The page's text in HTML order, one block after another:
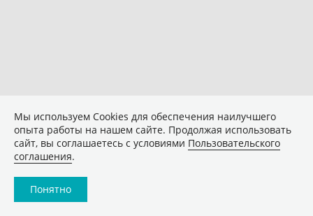
Мы используем Сookies для обеспечения наилучшего
опыта работы на нашем сайте. Продолжая использовать
сайт, вы соглашаетесь с условиями Пользовательского
соглашения.
Понятно